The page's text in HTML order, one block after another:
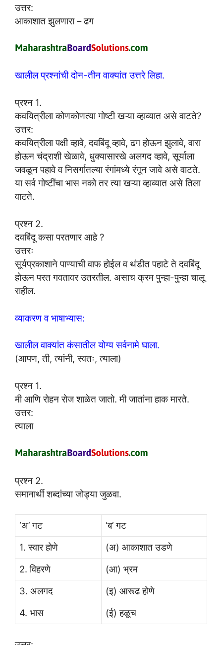
उत्तर:
आकाशात झुलणारा – ढग
खालील प्रश्नांची दोन-तीन वाक्यांत उत्तरे लिहा.
प्रश्न 1.
कवयित्रीला कोणकोणत्या गोष्टी खऱ्या व्हाव्यात असे वाटते?
उत्तर:
कवयित्रीला पक्षी व्हावे, दवबिंदू व्हावे, ढग होऊन झुलावे, वारा
होऊन चंद्राशी खेळावे, धुक्यासारखे अलगद व्हावे, सूर्याला
जवळून पहावे व निसर्गातल्या रंगांमध्ये रंगून जावे असे वाटते.
या सर्व गोष्टींचा भास नको तर त्या खऱ्या व्हाव्यात असे तिला
वाटते.
प्रश्न 2.
दवबिंदू कसा परतणार आहे ?
उत्तरः
सूर्यप्रकाशाने पाण्याची वाफ होईल व थंडीत पहाटे ते दवबिंदू
होऊन परत गवतावर उतरतील. असाच क्रम पुन्हा-पुन्हा चालू
राहील.
व्याकरण व भाषाभ्यास:
खालील वाक्यांत कंसातील योग्य सर्वनामे घाला.
(आपण, ती, त्यांनी, स्वतः, त्याला)
प्रश्न 1.
मी आणि रोहन रोज शाळेत जातो. मी जातांना हाक मारते.
उत्तर:
त्याला
प्रश्न 2.
समानार्थी शब्दांच्या जोड्या जुळवा.
‘अ’ गट
‘ब’ गट
1. स्वार होणे
(अ) आकाशात उडणे
2. विहरणे
(आ) भ्रम
3. अलगद
(इ) आरूढ होणे
4. भास
(ई) हळूच